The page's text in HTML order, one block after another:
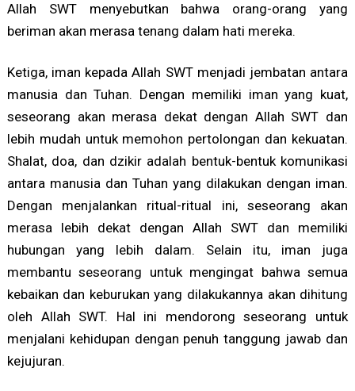
Allah SWT menyebutkan bahwa orang-orang yang
beriman akan merasa tenang dalam hati mereka.
Ketiga, iman kepada Allah SWT menjadi jembatan antara
manusia dan Tuhan. Dengan memiliki iman yang kuat,
seseorang akan merasa dekat dengan Allah SWT dan
lebih mudah untuk memohon pertolongan dan kekuatan.
Shalat, doa, dan dzikir adalah bentuk-bentuk komunikasi
antara manusia dan Tuhan yang dilakukan dengan iman.
Dengan menjalankan ritual-ritual ini, seseorang akan
merasa lebih dekat dengan Allah SWT dan memiliki
hubungan yang lebih dalam. Selain itu, iman juga
membantu seseorang untuk mengingat bahwa semua
kebaikan dan keburukan yang dilakukannya akan dihitung
oleh Allah SWT. Hal ini mendorong seseorang untuk
menjalani kehidupan dengan penuh tanggung jawab dan
kejujuran.